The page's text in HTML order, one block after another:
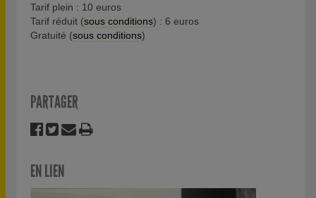
Tarif plein : 10 euros
Tarif réduit (sous conditions) : 6 euros
Gratuité (sous conditions)
PARTAGER
EN LIEN